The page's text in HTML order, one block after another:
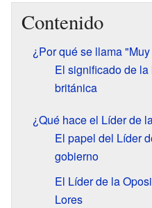
Contenido
¿Por qué se llama
El significado de
británica
¿Qué hace el Líder de
El papel del Líder
gobierno
El Líder de la
Lores